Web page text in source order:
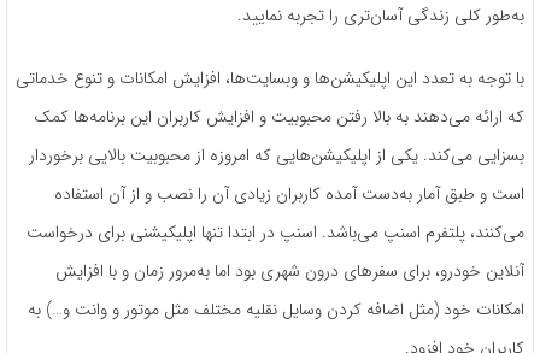
به‌طور‌ کلی زندگی آسان‌تری را تجربه نمایید.
با توجه به تعدد این اپلیکیشن‌ها و وبسایت‌ها، افزایش امکانات و تنوع خدماتی
که ارائه می‌دهند به بالا رفتن محبوبیت و افزایش کاربران این برنامه‌ها کمک
بسزایی می‌کند. یکی از اپلیکیشن‌هایی که امروزه از محبوبیت بالایی برخوردار
است و طبق آمار به‌دست آمده کاربران زیادی آن را نصب و از آن استفاده
می‌کنند، پلتفرم اسنپ می‌باشد. اسنپ در ابتدا تنها اپلیکیشنی برای درخواست
آنلاین خودرو، برای سفرهای درون شهری بود اما به‌مرور زمان و با افزایش
امکانات خود (مثل اضافه کردن وسایل نقلیه مختلف مثل موتور و وانت و…) به